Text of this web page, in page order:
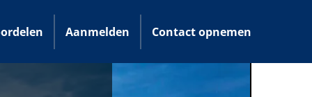
Aanmelden Contact opnemen